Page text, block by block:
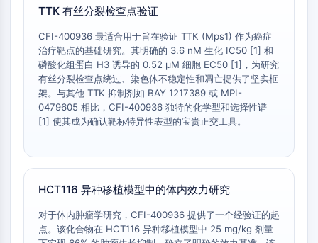
ALCAM/CD166
人白细胞免疫球蛋白样受体
间皮素
TROP2
CD22
CD276/B7-H3
L-选择素
Fc受体
AIM2
CD2
TTK 有丝分裂检查点验证
CFI-400936 最适合用于旨在验证 TTK (Mps1) 作为癌症
治疗靶点的基础研究。其明确的 3.6 nM 生化 IC50 [1] 和
磷酸化组蛋白 H3 诱导的 0.52 μM 细胞 EC50 [1]，为研究
有丝分裂检查点绕过、染色体不稳定性和凋亡提供了坚实框
架。与其他 TTK 抑制剂如 BAY 1217389 或 MPI-
0479605 相比，CFI-400936 独特的化学型和选择性谱
[1] 使其成为确认靶标特异性表型的宝贵正交工具。
HCT116 异种移植模型中的体内效力研究
对于体内肿瘤学研究，CFI-400936 提供了一个经验证的起
点。该化合物在 HCT116 异种移植模型中 25 mg/kg 剂量